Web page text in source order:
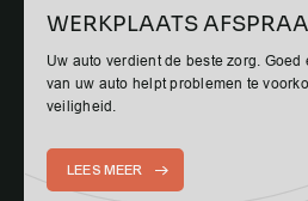
WERKPLAATS
Uw auto verdient de beste zorg.
van uw auto helpt problemen te
veiligheid.
LEES MEER